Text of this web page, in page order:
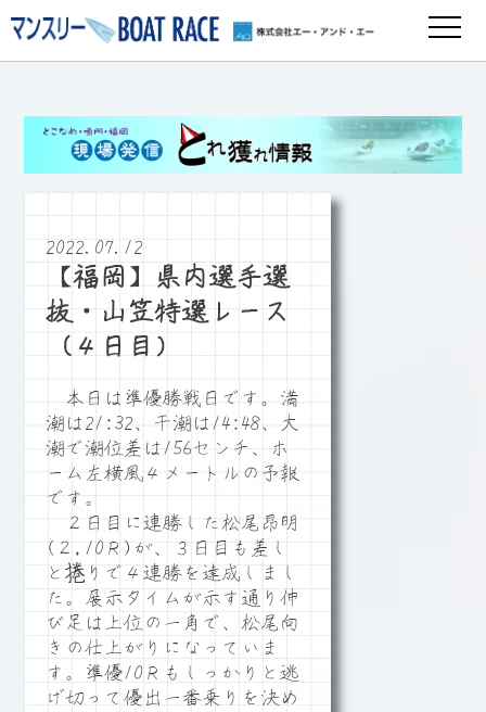
2022.07.12
【福岡】県内選手選
抜・山笠特選レース
（４日目）
本日は準優勝戦日です。満
潮は21:32、干潮は14:48、大
潮で潮位差は156センチ、ホ
ーム左横風４メートルの予報
です。
２日目に連勝した松尾昂明
(２,10Ｒ)が、３日目も差し
と捲りで４連勝を達成しまし
た。展示タイムが示す通り伸
び足は上位の一角で、松尾向
きの仕上がりになっていま
す。準優10Ｒもしっかりと逃
げ切って優出一番乗りを決め